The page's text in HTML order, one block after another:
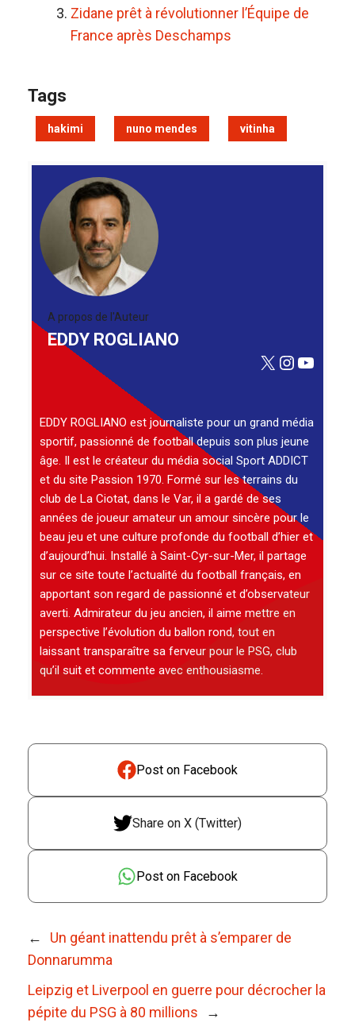
Zidane prêt à révolutionner l’Équipe de
France après Deschamps
Tags
hakimi nuno mendes vitinha
A propos de l'Auteur
EDDY ROGLIANO
X
EDDY ROGLIANO est journaliste pour un grand média
sportif, passionné de football depuis son plus jeune
âge. Il est le créateur du média social Sport ADDICT
et du site Passion 1970. Formé sur les terrains du
club de La Ciotat, dans le Var, il a gardé de ses
années de joueur amateur un amour sincère pour le
beau jeu et une culture profonde du football d’hier et
d’aujourd’hui. Installé à Saint-Cyr-sur-Mer, il partage
sur ce site toute l’actualité du football français, en
apportant son regard de passionné et d’observateur
averti. Admirateur du jeu ancien, il aime mettre en
perspective l’évolution du ballon rond, tout en
laissant transparaître sa ferveur pour le PSG, club
qu’il suit et commente avec enthousiasme.
Post on Facebook
Share on X (Twitter)
Post on Facebook
←
Un géant inattendu prêt à s’emparer de
Donnarumma
Leipzig et Liverpool en guerre pour décrocher la
pépite du PSG à 80 millions
→